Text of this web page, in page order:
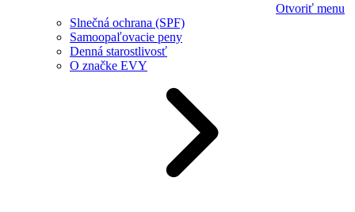
Otvoriť menu
Slnečná ochrana (SPF)
Samoopaľovacie peny
Denná starostlivosť
O značke EVY